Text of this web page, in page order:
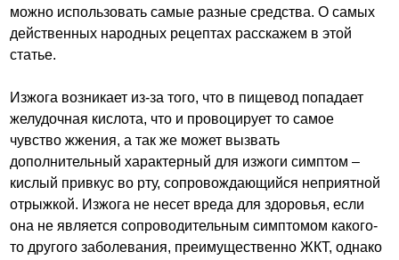
можно использовать самые разные средства. О самых
действенных народных рецептах расскажем в этой
статье.
Изжога возникает из-за того, что в пищевод попадает
желудочная кислота, что и провоцирует то самое
чувство жжения, а так же может вызвать
дополнительный характерный для изжоги симптом –
кислый привкус во рту, сопровождающийся неприятной
отрыжкой. Изжога не несет вреда для здоровья, если
она не является сопроводительным симптомом какого-
то другого заболевания, преимущественно ЖКТ, однако